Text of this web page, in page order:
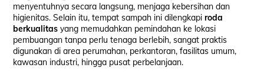
menyentuhnya secara langsung, menjaga kebersihan dan
higienitas. Selain itu, tempat sampah ini dilengkapiroda
berkualitas yang memudahkan pemindahan ke lokasi
pembuangan tanpa perlu tenaga berlebih, sangat praktis
digunakan di area perumahan, perkantoran, fasilitas umum,
kawasan industri, hingga pusat perbelanjaan.